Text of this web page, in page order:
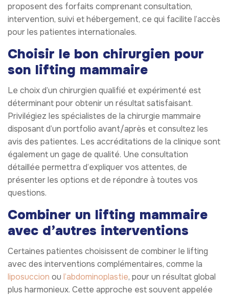
proposent des forfaits comprenant consultation,
intervention, suivi et hébergement, ce qui facilite l’accès
pour les patientes internationales.
Choisir le bon chirurgien pour
son lifting mammaire
Le choix d’un chirurgien qualifié et expérimenté est
déterminant pour obtenir un résultat satisfaisant.
Privilégiez les spécialistes de la chirurgie mammaire
disposant d’un portfolio avant/après et consultez les
avis des patientes. Les accréditations de la clinique sont
également un gage de qualité. Une consultation
détaillée permettra d’expliquer vos attentes, de
présenter les options et de répondre à toutes vos
questions.
Combiner un lifting mammaire
avec d’autres interventions
Certaines patientes choisissent de combiner le lifting
avec des interventions complémentaires, comme la
liposuccion ou l’abdominoplastie, pour un résultat global
plus harmonieux. Cette approche est souvent appelée